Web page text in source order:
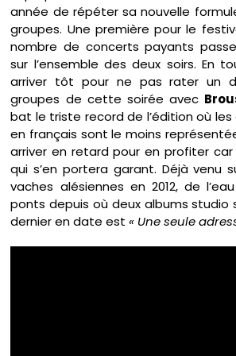
année de répéter sa nouvelle
groupes. Une première pour le
nombre de concerts payants
sur l’ensemble des deux soirs. En
arriver tôt pour ne pas rater un
groupes de cette soirée avec
bat le triste record de l’édition où
en français sont le moins
arriver en retard pour en profiter
qui s’en portera garant. Déjà venu
vaches alésiennes en 2012, de
ponts depuis où deux albums studio
dernier en date est« Une seule